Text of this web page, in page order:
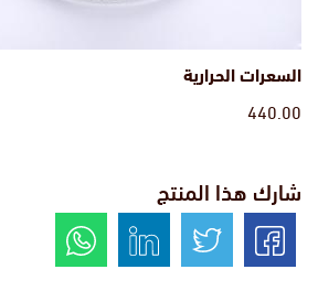
السعرات الحرارية
440.00
شارك هذا المنتج